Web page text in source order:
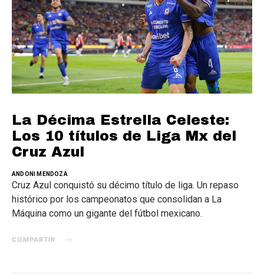
La Décima Estrella Celeste:
Los 10 títulos de Liga Mx del
Cruz Azul
ANDONI MENDOZA
Cruz Azul conquistó su décimo título de liga. Un repaso
histórico por los campeonatos que consolidan a La
Máquina como un gigante del fútbol mexicano.
COMPARTIR